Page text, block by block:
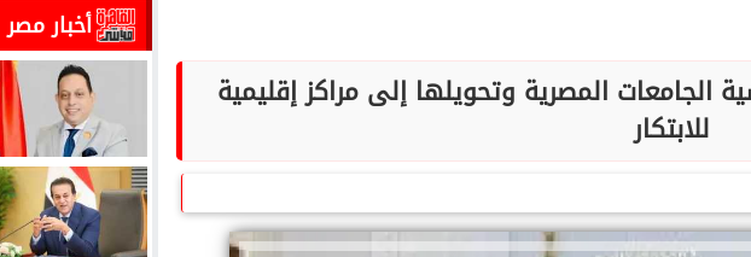
الجامعات المصرية وتحويلها إلى مراكز إقليمية
للابتكار
أخبار مصر